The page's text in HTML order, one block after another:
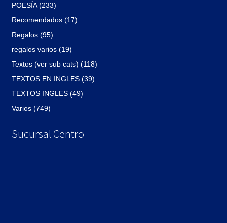
POESÍA (233)
Recomendados (17)
Regalos (95)
regalos varios (19)
Textos (ver sub cats) (118)
TEXTOS EN INGLES (39)
TEXTOS INGLES (49)
Varios (749)
Sucursal Centro